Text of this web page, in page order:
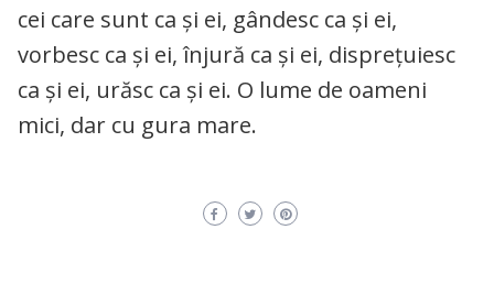
cei care sunt ca și ei, gândesc ca și ei,
vorbesc ca și ei, înjură ca și ei, disprețuiesc
ca și ei, urăsc ca și ei. O lume de oameni
mici, dar cu gura mare.